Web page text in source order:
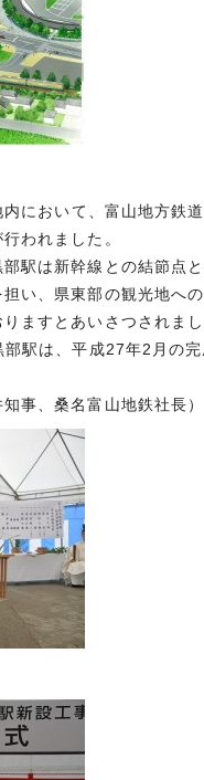
において、富山地方鉄
われました。
駅は新幹線との結節点
い、県東部の観光地へ
ますとあいさつされま
駅は、平成27年2月の
事、桑名富山地鉄社長）